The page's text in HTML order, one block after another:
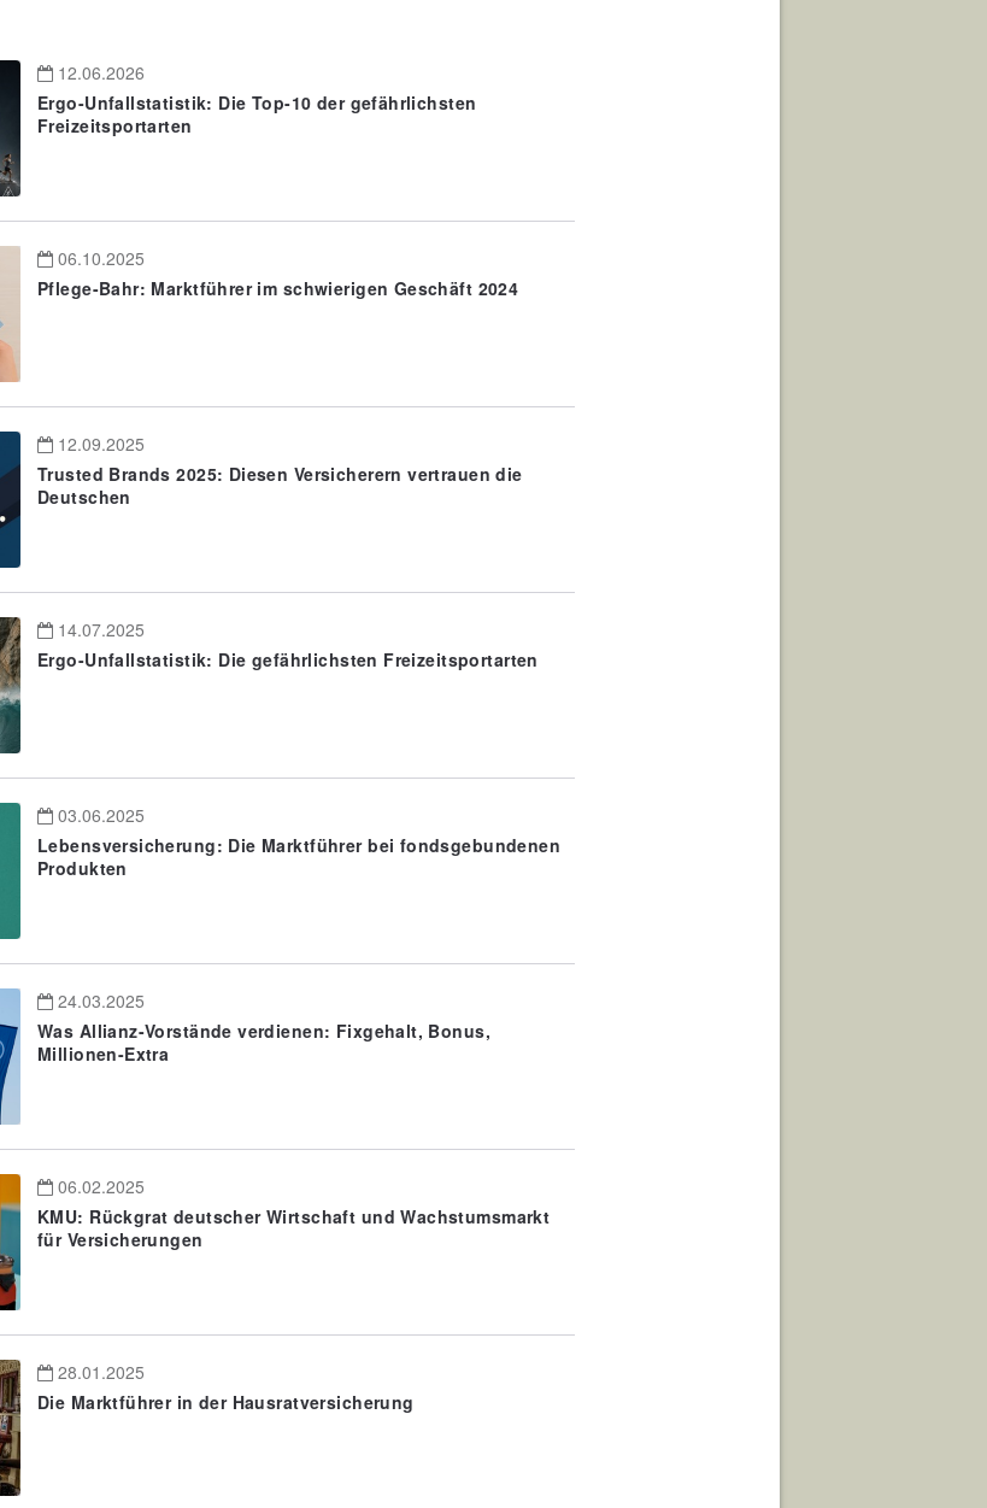
12.06.2026
Ergo-Unfallstatistik: Die Top-10 der gefährlichsten
Freizeitsportarten
06.10.2025
Pflege-Bahr: Marktführer im schwierigen Geschäft 2024
12.09.2025
Trusted Brands 2025: Diesen Versicherern vertrauen die
Deutschen
14.07.2025
Ergo-Unfallstatistik: Die gefährlichsten Freizeitsportarten
03.06.2025
Lebensversicherung: Die Marktführer bei fondsgebundenen
Produkten
24.03.2025
Was Allianz-Vorstände verdienen: Fixgehalt, Bonus,
Millionen-Extra
06.02.2025
KMU: Rückgrat deutscher Wirtschaft und Wachstumsmarkt
für Versicherungen
28.01.2025
Die Marktführer in der Hausratversicherung